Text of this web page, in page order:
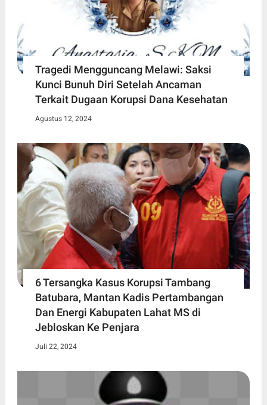
Tragedi Mengguncang Melawi: Saksi
Kunci Bunuh Diri Setelah Ancaman
Terkait Dugaan Korupsi Dana Kesehatan
Agustus 12, 2024
6 Tersangka Kasus Korupsi Tambang
Batubara, Mantan Kadis Pertambangan
Dan Energi Kabupaten Lahat MS di
Jebloskan Ke Penjara
Juli 22, 2024